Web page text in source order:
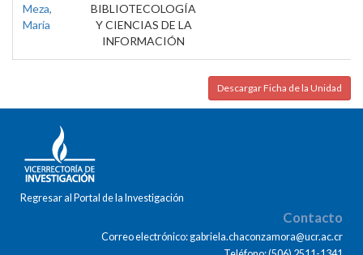
Meza,
Maria
BIBLIOTECOLOGÍA
Y CIENCIAS DE LA
INFORMACIÓN
Descargar Ficha de la Unidad
Regresar al Portal de la Investigación
Contacto
Correo electrónico: gabriela.chaconzamora@ucr.ac.cr